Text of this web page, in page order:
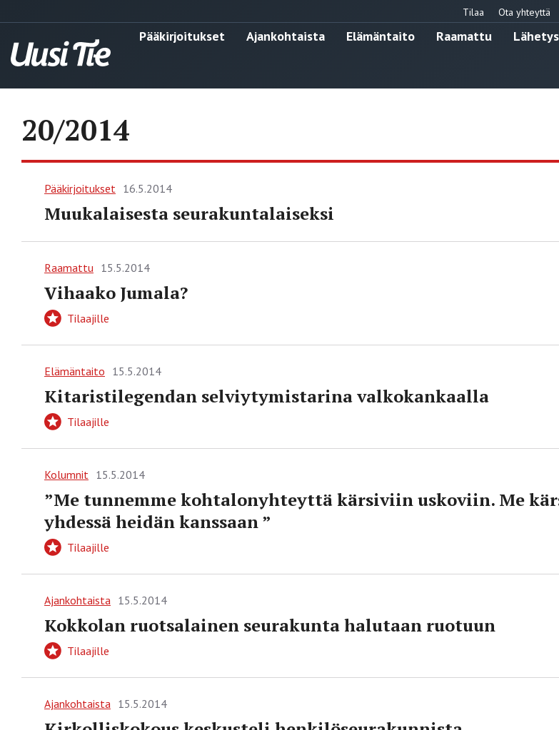
Tilaa Ota yhteyttä
Pääkirjoitukset Ajankohtaista Elämäntaito Raamattu Lähetys
20/2014
Pääkirjoitukset 16.5.2014
Muukalaisesta seurakuntalaiseksi
Raamattu 15.5.2014
Vihaako Jumala?
Tilaajille
Elämäntaito 15.5.2014
Kitaristilegendan selviytymistarina valkokankaalla
Tilaajille
Kolumnit 15.5.2014
”Me tunnemme kohtalonyhteyttä kärsiviin uskoviin. Me
yhdessä heidän kanssaan ”
Tilaajille
Ajankohtaista 15.5.2014
Kokkolan ruotsalainen seurakunta halutaan ruotuun
Tilaajille
Ajankohtaista 15.5.2014